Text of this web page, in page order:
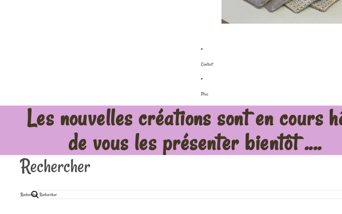
Contact
Plus
Les nouvelles créations sont en cours
de vous les présenter bientôt ....
Rechercher
Rechercher